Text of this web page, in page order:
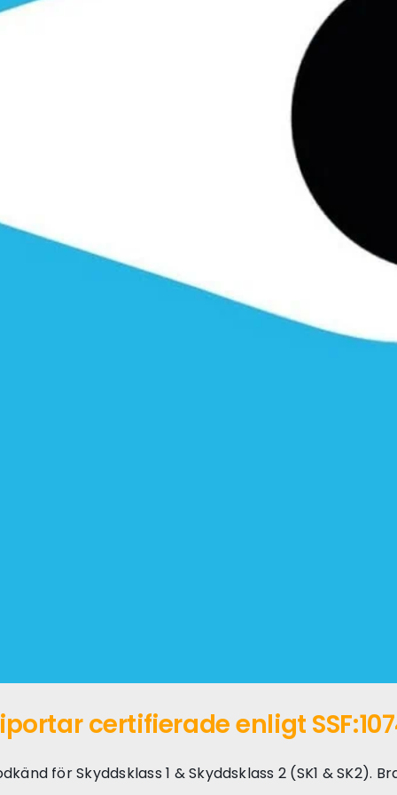
certifierade enligt
för Skyddsklass 1 & Skyddsklass 2 (SK1 &